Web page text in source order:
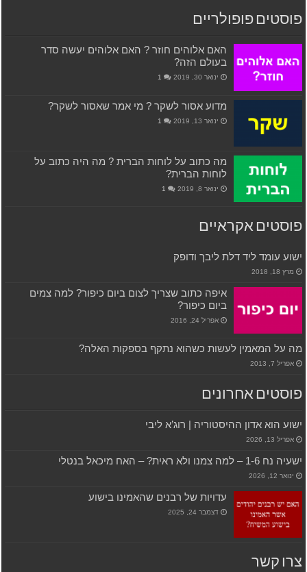
פוסטים פופולריים
האם אלוהים חוזר ? האם אלוהים יעשה סדר
בעולם הזה?
ינואר 30, 2019 1
מדוע אסור לשקר ? מי אמר שאסור לשקר?
ינואר 13, 2019 1
מה כתוב על לוחות הברית ? מה היה כתוב על
לוחות הברית?
ינואר 8, 2019 1
פוסטים אקראיים
ישוע עומד ליד דלת ליבך ודופק
מרץ 18, 2018
איפה כתוב שצריך לצום ביום כיפור? למה צמים
ביום כיפור?
אפריל 24, 2016
מה על המאמין לעשות כשהוא נתקף בספקות האלה?
אפריל 7, 2013
פוסטים אחרונים
ישוע הוא אדון ההיסטוריה | רוג’א ליבי
אפריל 13, 2026
ישעיה נח 1-6 – למה צמנו ולא ראית? – האח מיכאל בנטלי
ינואר 12, 2026
עדויות של רבנים שהאמינו בישוע
דצמבר 24, 2025
צרו קשר